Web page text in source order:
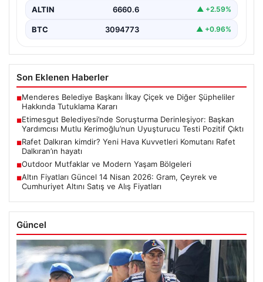
ALTIN 6660.6 ▲ +2.59%
BTC 3094773 ▲ +0.96%
Son Eklenen Haberler
■Menderes Belediye Başkanı İlkay Çiçek ve Diğer Şüpheliler
Hakkında Tutuklama Kararı
■Etimesgut Belediyesi’nde Soruşturma Derinleşiyor: Başkan
Yardımcısı Mutlu Kerimoğlu’nun Uyuşturucu Testi Pozitif Çıktı
■Rafet Dalkıran kimdir? Yeni Hava Kuvvetleri Komutanı Rafet
Dalkıran’ın hayatı
■Outdoor Mutfaklar ve Modern Yaşam Bölgeleri
■Altın Fiyatları Güncel 14 Nisan 2026: Gram, Çeyrek ve
Cumhuriyet Altını Satış ve Alış Fiyatları
Güncel